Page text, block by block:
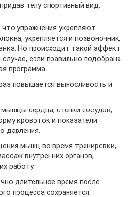
телу спортивный вид.
что упражнения укрепляют
укрепляется и позвоночник,
Но происходит такой эффект
если правильно подобрана
программа.
повышается выносливость и
сердца, стенки сосудов,
кровоток и показатели
давления.
мышц во время тренировки,
внутренних органов,
работу.
длительное время после
процесса сохраняется